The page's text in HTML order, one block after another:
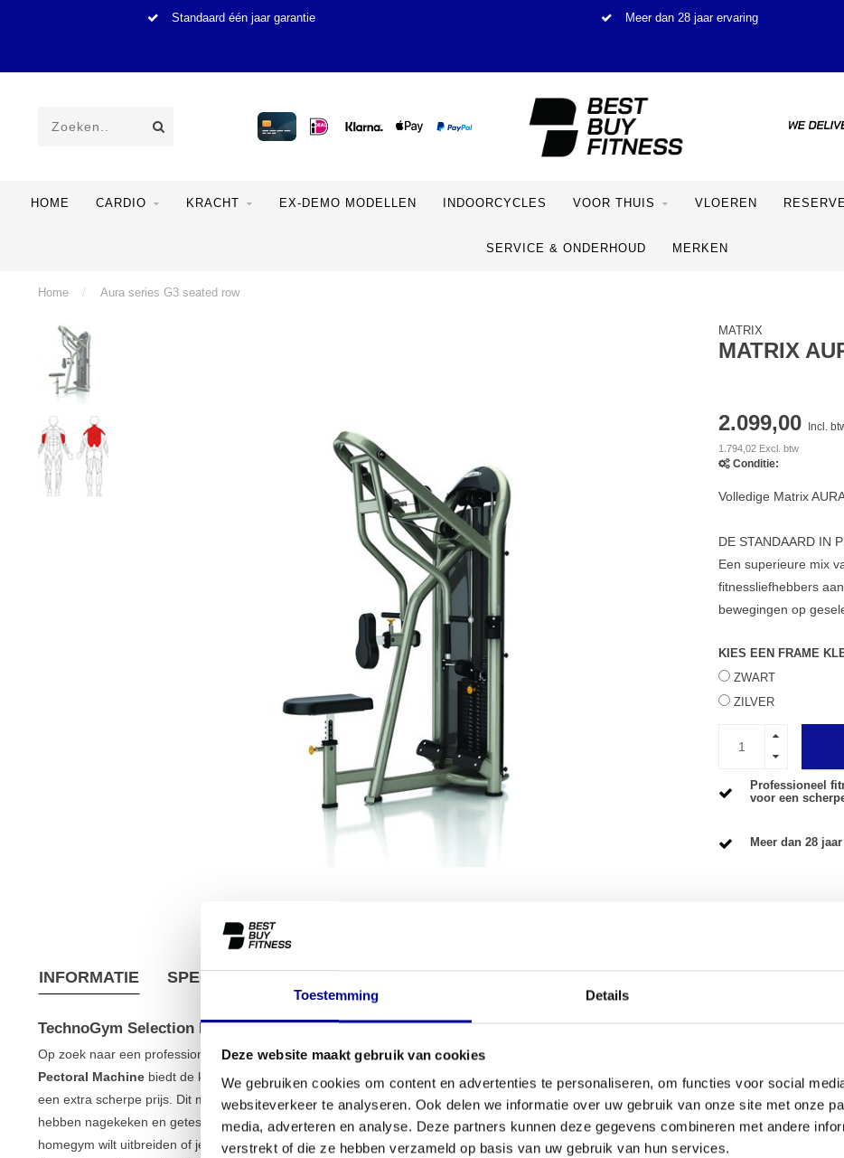
Toestemming Details
Deze website maakt gebruik van cookies
We gebruiken cookies om content en advertenties te personaliseren, om functies voor social
websiteverkeer te analyseren. Ook delen we informatie over uw gebruik van onze site met onze
media, adverteren en analyse. Deze partners kunnen deze gegevens combineren met andere
verstrekt of die ze hebben verzameld op basis van uw gebruik van hun services.
Standaard één jaar garantie Meer dan 28 jaar ervaring
HOME CARDIO KRACHT EX-DEMO MODELLEN INDOORCYCLES VOOR THUIS VLOEREN
SERVICE & ONDERHOUD MERKEN
Home / Aura series G3 seated row
MATRIX
MATRIX
2.099,00 Incl.
1.794,02 Excl. btw
Conditie:
Volledige Matrix
DE STANDAARD IN
Een superieure mix
fitnessliefhebbers
bewegingen op
KIES EEN FRAME
ZWART
ZILVER
Professioneel
voor een
Meer dan 28
INFORMATIE SPECIFICATIES VERZENDVOORWAARDEN
TechnoGym Selection PRO Pectoral Machine
Op zoek naar een professioneel toestel om je borstspieren gericht te trainen? De
Pectoral Machine biedt de kwaliteit en betrouwbaarheid die je van een topmerk mag verwachten, maar dan voor
een extra scherpe prijs. Dit model is volledig gereviseerd, wat betekent dat onze experts het technisch volledig
hebben nagekeken en getest. Zo ben je verzekerd van een apparaat dat klaar is voor intensief gebruik, of je nu je
homegym wilt uitbreiden of je professionelekrachtruimtewilt aanvullen. Ontdek de kwaliteit vanTechnogym
Aantal onderdelen
Garantie